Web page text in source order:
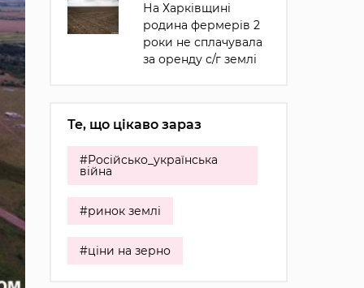
На Харківщині
родина фермерів 2
роки не сплачувала
за оренду с/г землі
Те, що цікаво зараз
#Російсько_українська
війна
#ринок землі
#ціни на зерно